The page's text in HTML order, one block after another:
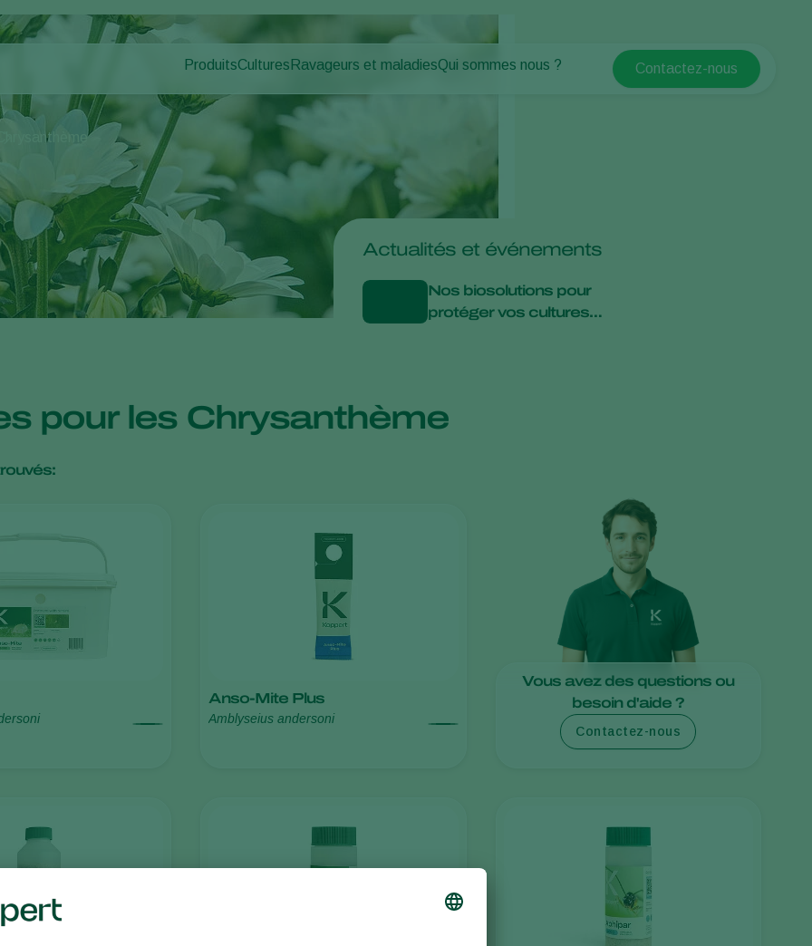
Produits
Protection des cultures
Lutte contre les maladies
Pollinisation
Santé des plantes
Application
Piégeage de détection
Ecohygiène
Cultures
Légumes sous abris
Plantes ornementales et Espaces verts
Légumes de plein champ
Cultures arables
Ravageurs et maladies
Ravageurs des plantes
Maladies des plantes
Qui sommes nous ?
Koppert Global
Canada (French)
Ecuador
Finland (Finnish)
Kenya
Korea
Paraguay
Poland
Russia
Switzerland
Turkey
Contactez-nous
Actualités et événements
Nos biosolutions pour
protéger vos cultures
pour les Chrysanthème
Anso-Mite Plus
Amblyseius andersoni
Vous avez des questions ou
besoin d'aide ?
Contactez-nous